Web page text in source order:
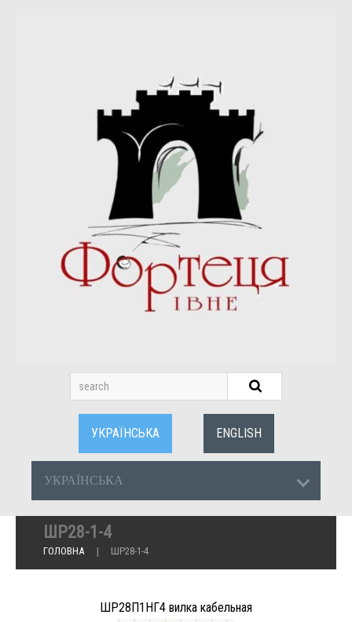
УКРАЇНСЬКА ENGLISH
УКРАЇНСЬКА
ШР28-1-4
ГОЛОВНА ШР28-1-4
ШР28П1НГ4 вилка кабельная